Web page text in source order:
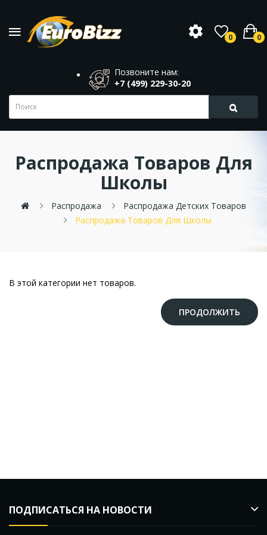
0 0
Позвоните нам:
+7 (499) 229-30-20
Распродажа Товаров Для
Школы
Распродажа
Распродажа Детских Товаров
Распродажа Товаров Для Школы
В этой категории нет товаров.
ПРОДОЛЖИТЬ
ПОДПИСАТЬСЯ НА НОВОСТИ